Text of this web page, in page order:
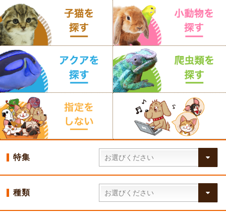
特集
種類